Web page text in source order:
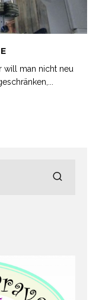
will man nicht neu